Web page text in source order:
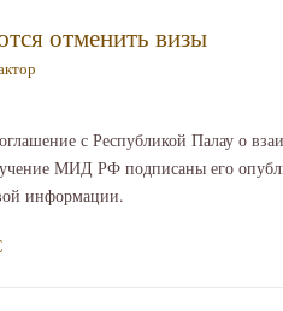
отменить визы
с Республикой Палау о
МИД РФ подписаны его
информации.